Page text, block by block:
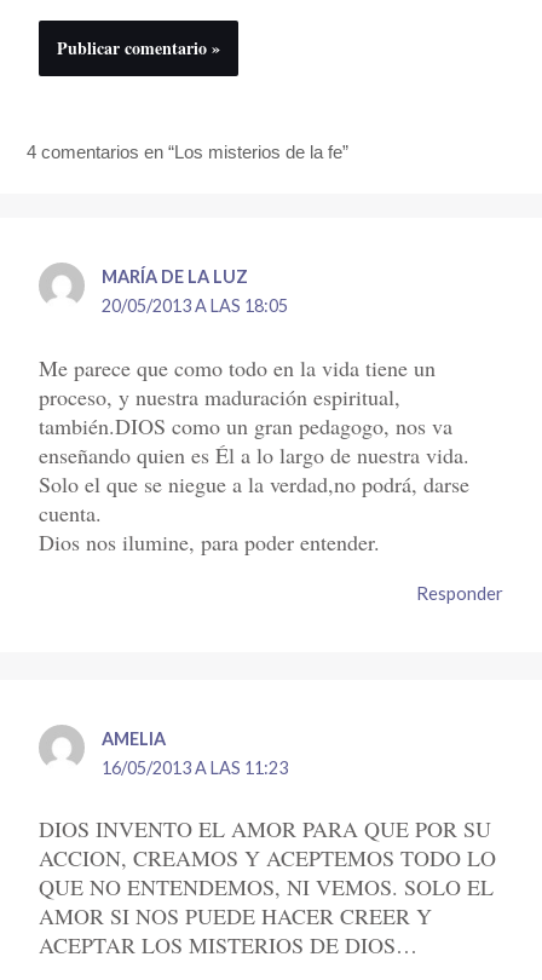
4 comentarios en “Los misterios de la fe”
MARÍA DE LA LUZ
20/05/2013 A LAS 18:05
Me parece que como todo en la vida tiene un
proceso, y nuestra maduración espiritual,
también.DIOS como un gran pedagogo, nos va
enseñando quien es Él a lo largo de nuestra vida.
Solo el que se niegue a la verdad,no podrá, darse
cuenta.
Dios nos ilumine, para poder entender.
Responder
AMELIA
16/05/2013 A LAS 11:23
DIOS INVENTO EL AMOR PARA QUE POR SU
ACCION, CREAMOS Y ACEPTEMOS TODO LO
QUE NO ENTENDEMOS, NI VEMOS. SOLO EL
AMOR SI NOS PUEDE HACER CREER Y
ACEPTAR LOS MISTERIOS DE DIOS…